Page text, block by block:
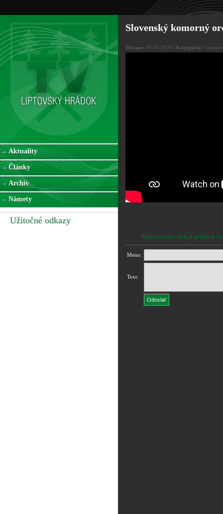
Aktuality
Články
Archív
Námety
Užitočné odkazy
Slovenský komorný
Dátum: 20.04.2026 | Kategória:
Momentálne nebol pridaný
Meno:
Text: